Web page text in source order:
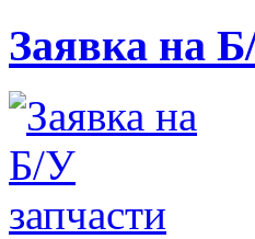
Заявка на